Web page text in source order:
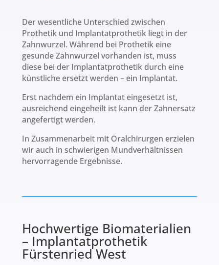
Der wesentliche Unterschied zwischen
Prothetik und Implantatprothetik liegt in der
Zahnwurzel. Während bei Prothetik eine
gesunde Zahnwurzel vorhanden ist, muss
diese bei der Implantatprothetik durch eine
künstliche ersetzt werden – ein Implantat.
Erst nachdem ein Implantat eingesetzt ist,
ausreichend eingeheilt ist kann der Zahnersatz
angefertigt werden.
In Zusammenarbeit mit Oralchirurgen erzielen
wir auch in schwierigen Mundverhältnissen
hervorragende Ergebnisse.
Hochwertige Biomaterialien
– Implantatprothetik
Fürstenried West